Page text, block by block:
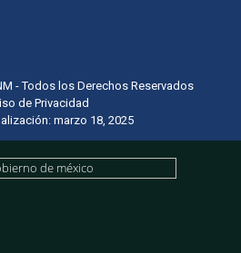
- Todos los Derechos Reservados
de Privacidad
marzo 18, 2025